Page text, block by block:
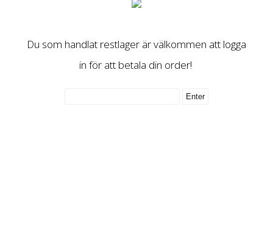
Du som handlat restlager är välkommen att logga
in för att betala din order!